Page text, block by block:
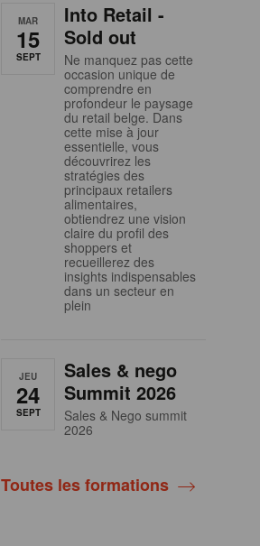
MAR
15
SEPT
Into Retail -
Sold out
Ne manquez pas cette
occasion unique de
comprendre en
profondeur le paysage
du retail belge. Dans
cette mise à jour
essentielle, vous
découvrirez les
stratégies des
principaux retailers
alimentaires,
obtiendrez une vision
claire du profil des
shoppers et
recueillerez des
insights indispensables
dans un secteur en
plein
JEU
24
SEPT
Sales & nego
Summit 2026
Sales & Nego summit
2026
Toutes les formations